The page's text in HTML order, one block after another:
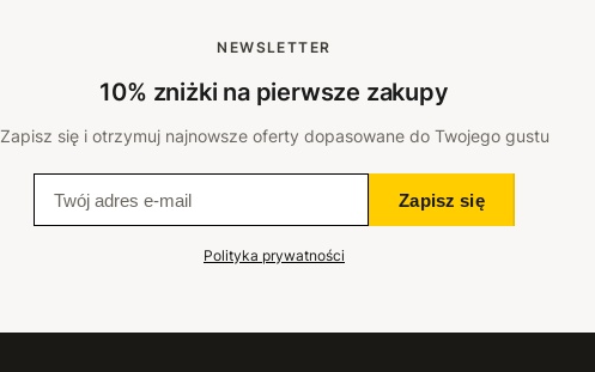
NEWSLETTER
10% zniżki na pierwsze zakupy
Zapisz się i otrzymuj najnowsze oferty dopasowane do Twojego gustu
Zapisz się
Polityka prywatności